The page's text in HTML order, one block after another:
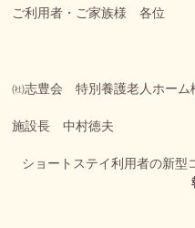
ご利用者・ご家族様 各位
㈳志豊会 特別養護老人ホーム
施設長 中村徳夫
ショートステイ利用者の新型